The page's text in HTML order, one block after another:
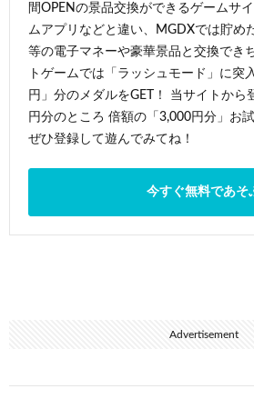
間OPENの景品交換ができるゲームサ
ムアプリなどと違い、MGDXでは貯め
等の電子マネーや豪華景品と交換でき
トゲームでは「ラッシュモード」に突
円」分のメダルをGET！ 当サイトから
円分のところ 倍額の「3,000円分」お
ぜひ登録して遊んでみてね！
今すぐ無料であそ
Advertisement